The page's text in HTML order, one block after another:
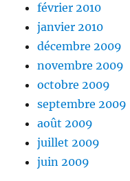
février 2010
janvier 2010
décembre 2009
novembre 2009
octobre 2009
septembre 2009
août 2009
juillet 2009
juin 2009